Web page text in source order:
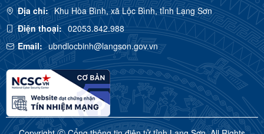
Địa chỉ: Khu Hòa Bình, xã Lộc Bình, tỉnh Lạng Sơn
Điện thoại: 02053.842.988
Email: ubndlocbinh@langson.gov.vn